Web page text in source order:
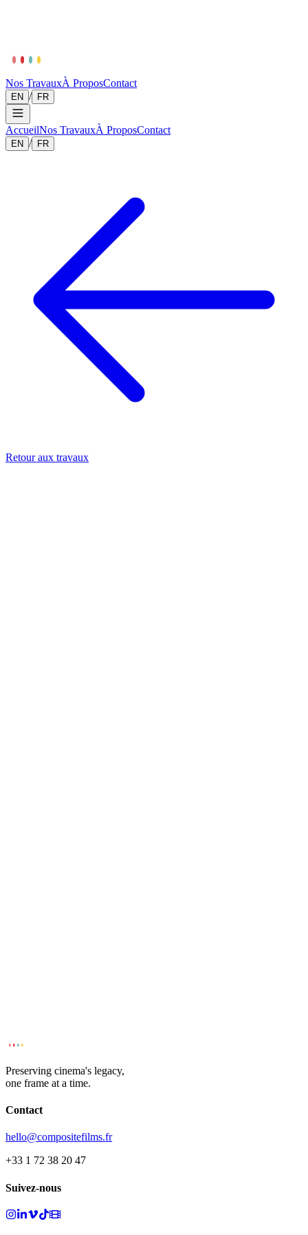
Nos TravauxÀ ProposContact
EN / FR
AccueilNos TravauxÀ ProposContact
EN / FR
Retour aux travaux
Preserving cinema's legacy,
one frame at a time.
Contact
hello@compositefilms.fr
+33 1 72 38 20 47
Suivez-nous